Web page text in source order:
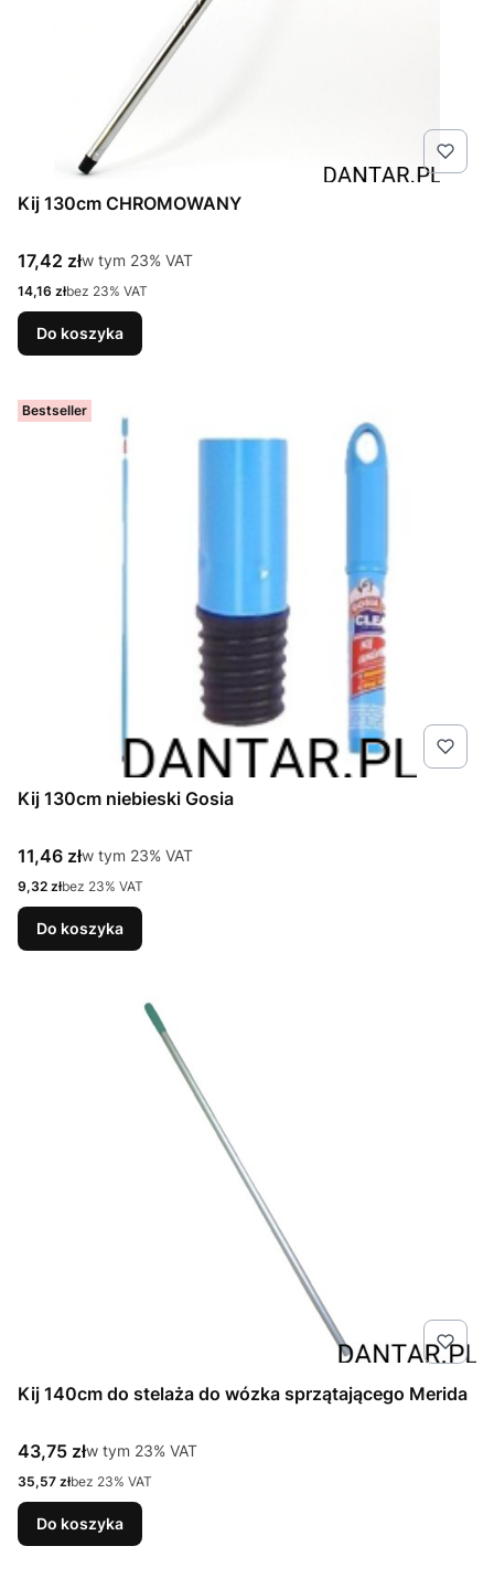
Kij 130cm CHROMOWANY
Cena brutto
17,42 złw tym %s VAT
w tym 23% VAT
Cena netto
14,16 złbez 23% VAT
Do koszyka
Bestseller
Kij 130cm niebieski Gosia
Cena brutto
11,46 złw tym %s VAT
w tym 23% VAT
Cena netto
9,32 złbez 23% VAT
Do koszyka
Kij 140cm do stelaża do wózka sprzątającego Merida
Cena brutto
43,75 złw tym %s VAT
w tym 23% VAT
Cena netto
35,57 złbez 23% VAT
Do koszyka